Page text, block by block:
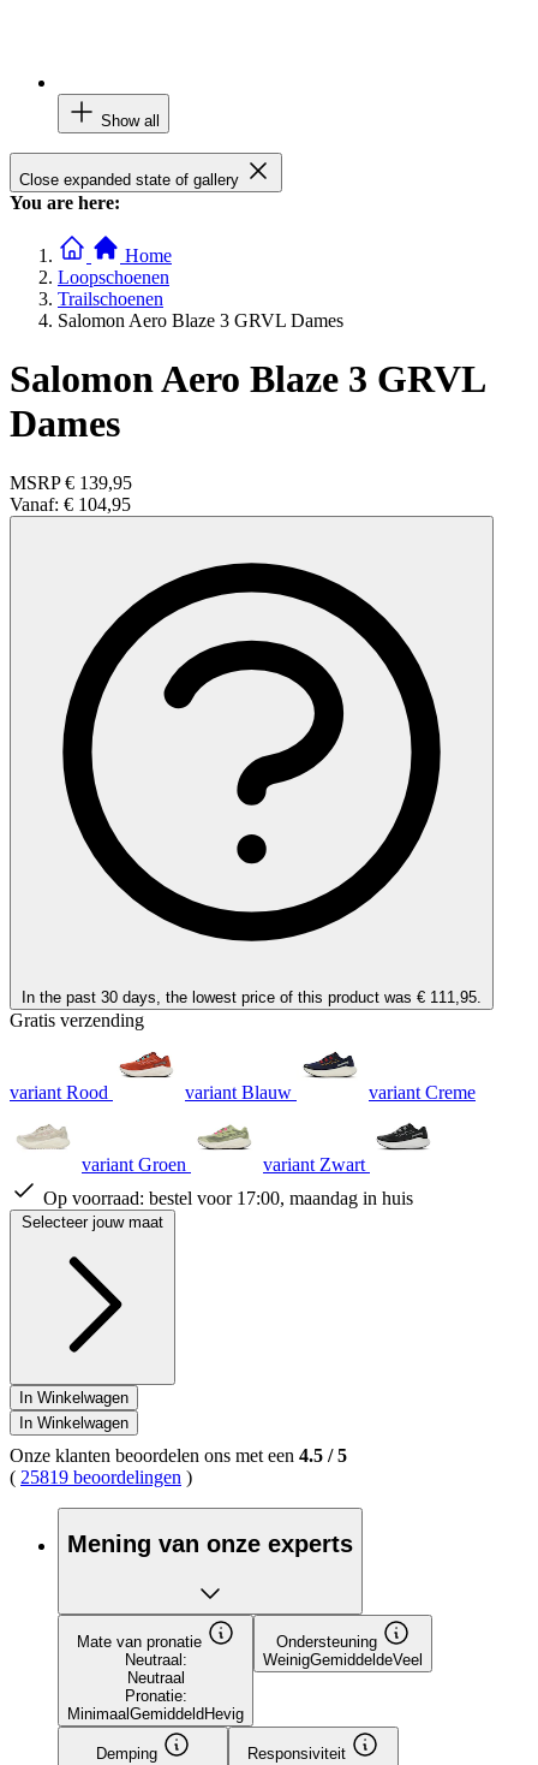
Show all
Close expanded state of gallery
You are here:
Home
Loopschoenen
Trailschoenen
Salomon Aero Blaze 3 GRVL Dames
Salomon Aero Blaze 3 GRVL
Dames
MSRP € 139,95
Vanaf: € 104,95
In the past 30 days, the lowest price of this product was € 111,95.
Gratis verzending
variant Rood variant Blauw variant Creme
variant Groen
variant Zwart
Op voorraad: bestel voor 17:00, maandag in huis
Selecteer jouw maat
In Winkelwagen
In Winkelwagen
Onze klanten beoordelen ons met een 4.5 /5
( 25819 beoordelingen )
Mening van onze experts
Mate van pronatie
Neutraal:
Neutraal
Pronatie:
Minimaal Gemiddeld Hevig
Ondersteuning
WeinigGemiddeldeVeel
Demping
Responsiviteit